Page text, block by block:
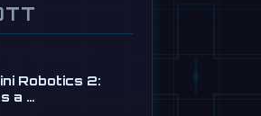
egyszerű
30 dolláros
San …
Robotics 2:
a …